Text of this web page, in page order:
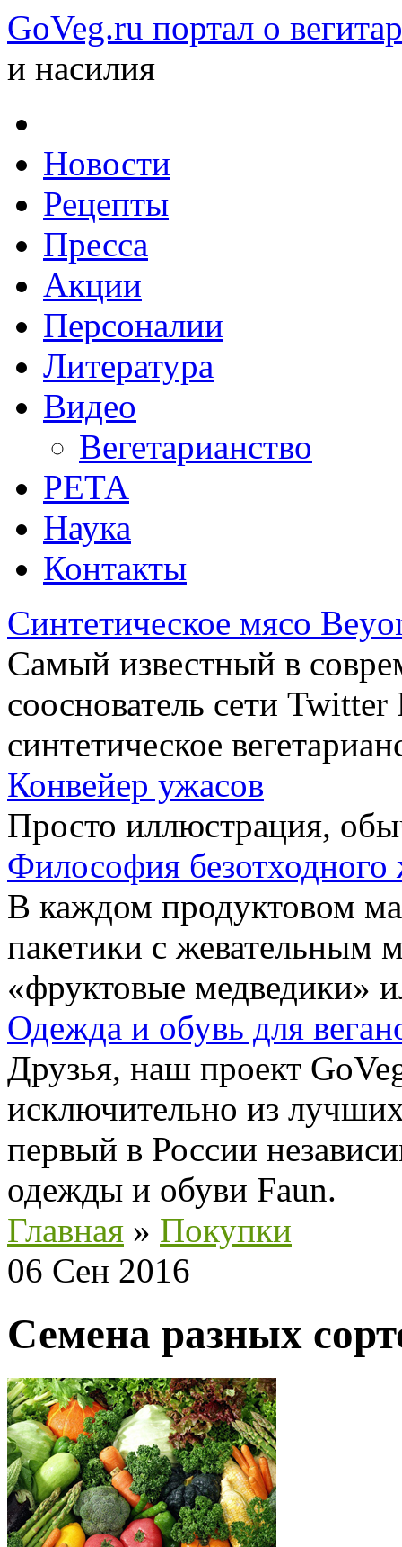
GoVeg.ru портал о
и насилия
Новости
Рецепты
Пресса
Акции
Персоналии
Литература
Видео
Вегетарианство
РЕТА
Наука
Контакты
Синтетическое мясо
Самый известный в
сооснователь сети
синтетическое
Конвейер ужасов
Просто иллюстрация,
Философия безотходного
В каждом продуктовом
пакетики с жевательным
«фруктовые медведики»
Одежда и обувь для
Друзья, наш проект
исключительно из
первый в России
одежды и обуви Faun.
Главная » Покупки
06 Сен 2016
Семена разных